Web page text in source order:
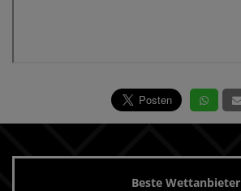
Beste Wettanbieter